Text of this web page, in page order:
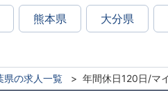
熊本県 大分県
県の求人一覧 年間休日120日/マ